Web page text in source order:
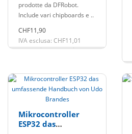
prodotte da DFRobot.
Include vari chipboards e ..
CHF11,90
IVA esclusa: CHF11,01
Mikrocontroller
ESP32 das